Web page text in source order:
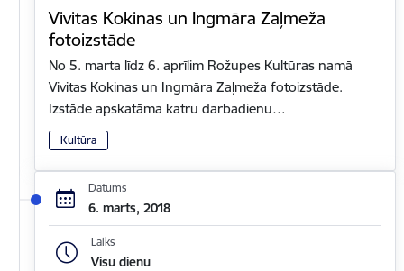
Vivitas Kokinas un Ingmāra Zaļmeža
fotoizstāde
No 5. marta līdz 6. aprīlim Rožupes Kultūras namā
Vivitas Kokinas un Ingmāra Zaļmeža fotoizstāde.
Izstāde apskatāma katru darbadienu…
Kultūra
Datums
6. marts, 2018
Laiks
Visu dienu